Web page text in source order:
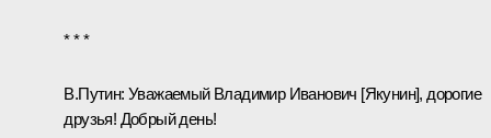
* * *
В.Путин: Уважаемый Владимир Иванович [Якунин], дорогие
друзья! Добрый день!